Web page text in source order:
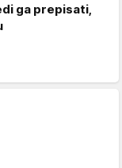
ga prepisati,